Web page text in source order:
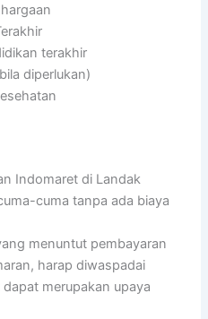
terakhir
diperlukan)
Indomaret di Landak
cuma tanpa ada biaya
menuntut pembayaran
harap diwaspadai
merupakan upaya